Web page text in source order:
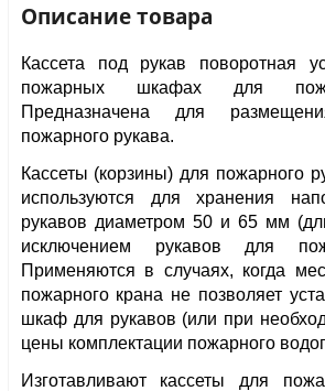
Описание товара
Кассета под рукав поворотная
пожарных шкафах для
Предназначена для
пожарного рукава.
Кассеты (корзины) для пожарного
используются для хранения
рукавов диаметром 50 и 65 мм
исключением рукавов для
Применяются в случаях, когда
пожарного крана не позволяет
шкаф для рукавов (или при
цены комплектации пожарного
Изготавливают кассеты для